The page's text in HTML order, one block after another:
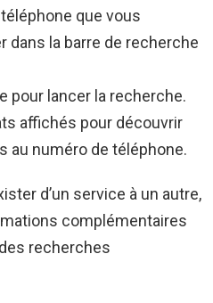
que vous
dans la barre de recherche
pour lancer la recherche.
affichés pour découvrir
au numéro de téléphone.
d’un service à un autre,
complémentaires
recherches